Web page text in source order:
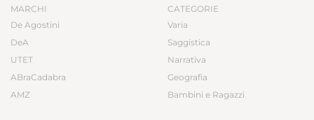
MARCHI
De Agostini
DeA
UTET
ABraCadabra
AMZ
CATEGORIE
Varia
Saggistica
Narrativa
Geografia
Bambini e Ragazzi